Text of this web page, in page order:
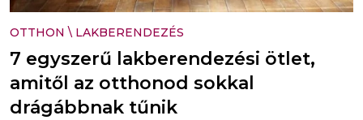
OTTHON \ LAKBERENDEZÉS
7 egyszerű lakberendezési ötlet,
amitől az otthonod sokkal
drágábbnak tűnik